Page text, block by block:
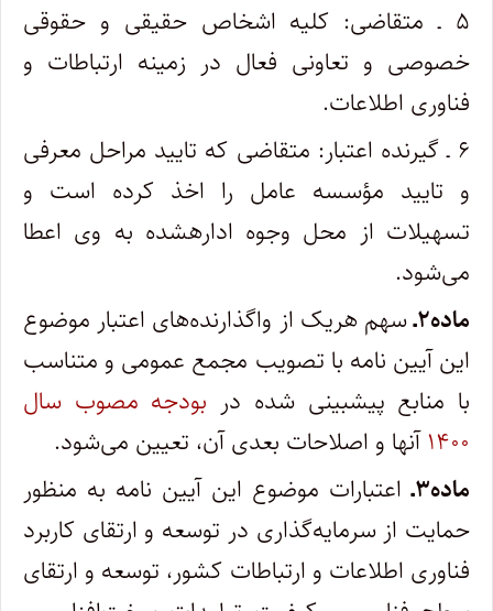
۵ ـ متقاضی: کلیه اشخاص حقیقی و حقوقی
خصوصی و تعاونی فعال در زمینه ارتباطات و
فناوری اطلاعات.
۶ ـ گیرنده اعتبار: متقاضی که تایید مراحل معرفی
و تایید مؤسسه عامل را اخذ کرده است و
تسهیلات از محل وجوه اداره­شده به وی اعطا
می‌شود.
ماده۲ـ سهم هریک از واگذارنده‌های اعتبار موضوع
این آیین نامه با تصویب مجمع عمومی و متناسب
با منابع پیش­بینی ­شده در بودجه مصوب سال
۱۴۰۰آنها و اصلاحات بعدی آن، تعیین می‌شود.
ماده۳ـ اعتبارات موضوع این آیین نامه به منظور
حمایت از سرمایه‌گذاری در توسعه و ارتقای کاربرد
فناوری اطلاعات و ارتباطات کشور، توسعه و ارتقای